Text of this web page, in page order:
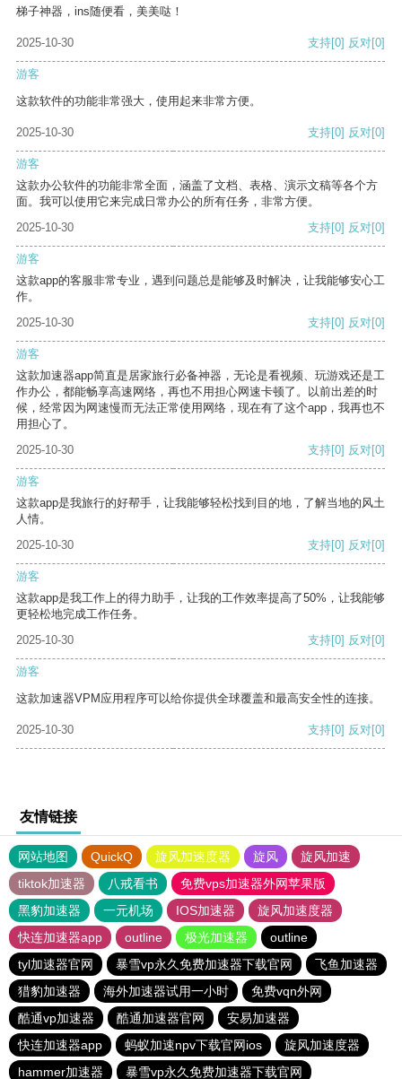
梯子神器，ins随便看，美美哒！
2025-10-30 支持[0] 反对[0]
游客
这款软件的功能非常强大，使用起来非常方便。
2025-10-30 支持[0] 反对[0]
游客
这款办公软件的功能非常全面，涵盖了文档、表格、演示文稿等各个方
面。我可以使用它来完成日常办公的所有任务，非常方便。
2025-10-30
支持[0] 反对[0]
游客
这款app的客服非常专业，遇到问题总是能够及时解决，让我能够安心工
作。
2025-10-30
支持[0] 反对[0]
游客
这款加速器app简直是居家旅行必备神器，无论是看视频、玩游戏还是工
作办公，都能畅享高速网络，再也不用担心网速卡顿了。以前出差的时
候，经常因为网速慢而无法正常使用网络，现在有了这个app，我再也不
用担心了。
2025-10-30
支持[0] 反对[0]
游客
这款app是我旅行的好帮手，让我能够轻松找到目的地，了解当地的风土
人情。
2025-10-30
支持[0] 反对[0]
游客
这款app是我工作上的得力助手，让我的工作效率提高了50%，让我能够
更轻松地完成工作任务。
2025-10-30
支持[0] 反对[0]
游客
这款加速器VPM应用程序可以给你提供全球覆盖和最高安全性的连接。
2025-10-30 支持[0] 反对[0]
友情链接
网站地图 QuickQ 旋风加速度器 旋风
旋风加速
tiktok加速器
八戒看书
免费vps加速器外网苹果版
黑豹加速器
一元机场 IOS加速器
旋风加速度器
快连加速器app
outline 极光加速器
outline
tyl加速器官网
暴雪vp永久免费加速器下载官网
飞鱼加速器
猎豹加速器
海外加速器试用一小时
免费vqn外网
酷通vp加速器
酷通加速器官网
安易加速器
快连加速器app
蚂蚁加速npv下载官网ios
旋风加速度器
hammer加速器
暴雪vp永久免费加速器下载官网